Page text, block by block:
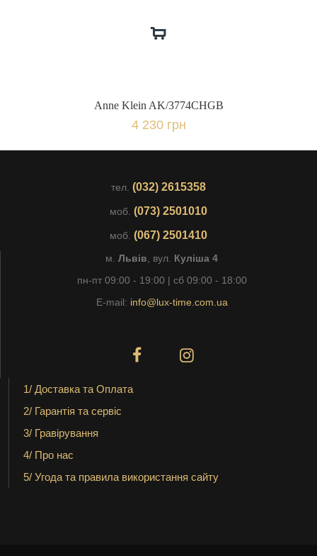
Anne Klein AK/3774CHGB
4 230 грн
тел. (032) 2615358
моб. (073) 2501010
моб. (067) 2501410
м. Львів , вул. Куліша 4
пн-пт 09:00 - 19:00 | сб 09:00 - 18:00
E-mail: info@lux-time.com.ua
1/ Доставка та Оплата
2/ Гарантія та сервіс
3/ Гравірування
4/ Про нас
5/ Угода та правила використання сайту